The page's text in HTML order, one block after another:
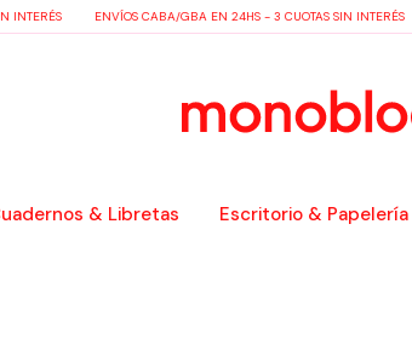
INTERÉS ENVÍOS CABA/GBA EN 24HS - 3 CUOTAS SIN INTERÉS
& Libretas Escritorio & Papelería